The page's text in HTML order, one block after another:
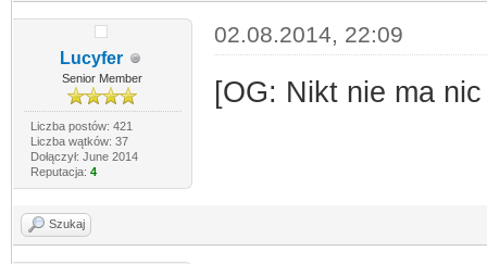
Lucyfer
Senior Member
Liczba postów: 421
Liczba wątków: 37
Dołączył: June 2014
Reputacja: 4
02.08.2014, 22:09
[OG: Nikt nie ma
Szukaj